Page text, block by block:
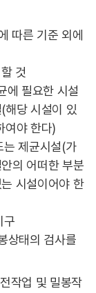
따른 기준 외에
것
에 필요한 시설
해당 시설이 있
여야 한다)
는 제균시설(가
의 어떠한 부분
시설이어야 한
구
상태의 검사를
작업 및 밀봉작